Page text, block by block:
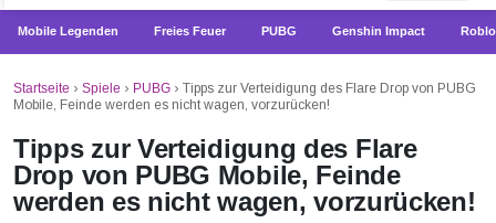
Mobile Legenden Freies Feuer PUBG Genshin Impact
Startseite › Spiele › PUBG › Tipps zur Verteidigung des Flare Drop von PUBG
Mobile, Feinde werden es nicht wagen, vorzurücken!
Tipps zur Verteidigung des Flare
Drop von PUBG Mobile, Feinde
werden es nicht wagen, vorzurücken!